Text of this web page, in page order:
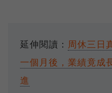
延伸閱讀： 周休三日
一個月後，業績竟成
進